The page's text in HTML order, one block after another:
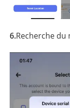
6.Recherche du